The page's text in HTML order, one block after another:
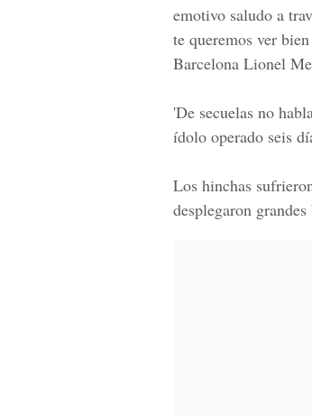
emotivo saludo a
te queremos ver
Barcelona Lionel
'De secuelas no
ídolo operado seis
Los hinchas
desplegaron